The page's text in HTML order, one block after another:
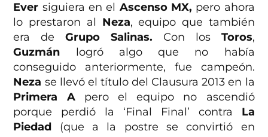
Ever siguiera en el Ascenso MX, pero ahora
lo prestaron al Neza, equipo que también
era deGrupo Salinas. Con losToros,
Guzmán logró algo que no había
conseguido anteriormente, fue campeón.
Neza se llevó el título del Clausura 2013 en la
Primera Apero el equipo no ascendió
porque perdió la ‘Final Final’ contra La
Piedad (que a la postre se convirtió en